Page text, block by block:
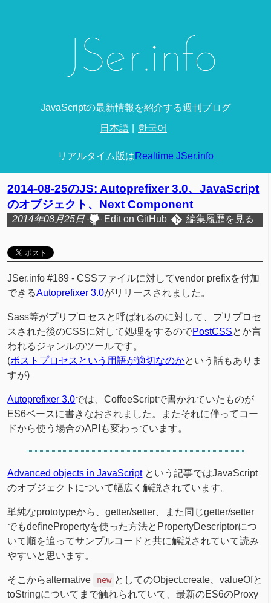
JavaScriptの最新情報を紹介する週刊ブログ
日本語 한국어
リアルタイム版はRealtime JSer.info
2014-08-25のJS: Autoprefixer 3.0、JavaScript
のオブジェクト、Next Component
2014年08月25日 Edit on GitHub 編集履歴を見る
JSer.info #189 - CSSファイルに対してvendor prefixを付加
できるAutoprefixer 3.0がリリースされました。
Sass等がプリプロセスと呼ばれるのに対して、プリプロセ
スされた後のCSSに対して処理をするのでPostCSSとか言
われるジャンルのツールです。
(ポストプロセスという用語が適切なのかという話もありま
すが)
Autoprefixer 3.0では、CoffeeScriptで書かれていたものが
ES6ベースに書きなおされました。またそれに伴ってコー
ドから使う場合のAPIも変わっています。
Advanced objects in JavaScriptという記事ではJavaScript
のオブジェクトについて幅広く解説されています。
単純なprototypeから、getter/setter、また同じgetter/setter
でもdefinePropertyを使った方法とPropertyDescriptorにつ
いて順を追ってサンプルコードと共に解説されていて読み
やすいと思います。
そこからalternative new としてのObject.create、valueOfと
toStringについてまで触れられていて、最新のES6のProxy